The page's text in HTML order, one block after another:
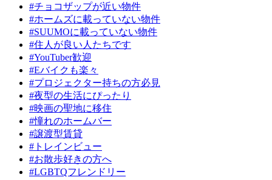
#チョコザップが近い物件
#ホームズに載っていない物件
#SUUMOに載っていない物件
#住人が良い人たちです
#YouTuber歓迎
#Eバイクも楽々
#プロジェクター持ちの方必見
#夜型の生活にぴったり
#映画の聖地に移住
#憧れのホームバー
#譲渡型賃貸
#トレインビュー
#お散歩好きの方へ
#LGBTQフレンドリー